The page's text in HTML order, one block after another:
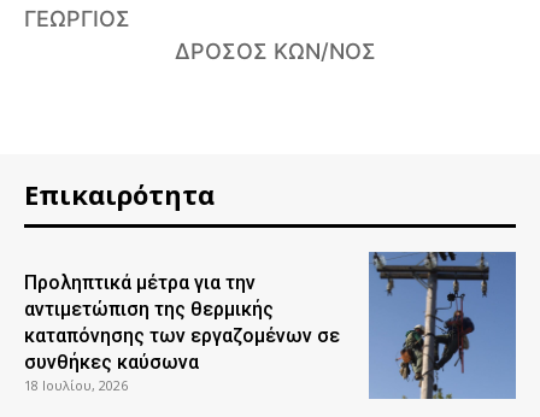
ΓΕΩΡΓΙΟΣ
ΔΡΟΣΟΣ ΚΩΝ/ΝΟΣ
Επικαιρότητα
Προληπτικά μέτρα για την
αντιμετώπιση της θερμικής
καταπόνησης των εργαζομένων σε
συνθήκες καύσωνα
18 Ιουλίου, 2026